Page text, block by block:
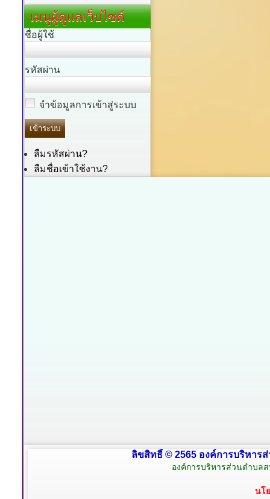
เมนูผู้ดูแลเว็บไซต์
ชื่อผู้ใช้
รหัสผ่าน
จำข้อมูลการเข้าสู่ระบบ
ลืมรหัสผ่าน?
ลืมชื่อเข้าใช้งาน?
ลิขสิทธิ์ © 2565 องค์การบริหาร
องค์การบริหารส่วนตำบล
นโ